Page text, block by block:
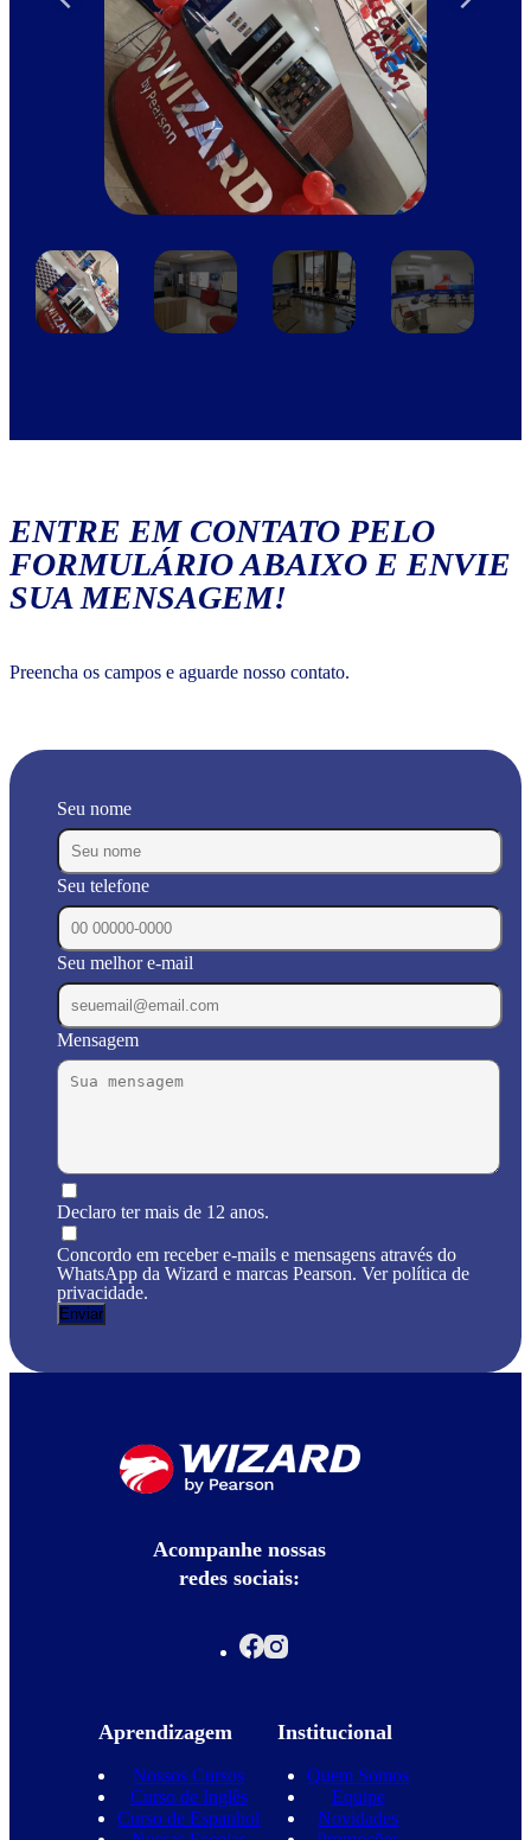
ENTRE EM CONTATO PELO
FORMULÁRIO ABAIXO E ENVIE
SUA MENSAGEM!
Preencha os campos e aguarde nosso contato.
Seu nome
Seu telefone
Seu melhor e-mail
Mensagem
Declaro ter mais de 12 anos.
Concordo em receber e-mails e mensagens através do
WhatsApp da Wizard e marcas Pearson. Ver política de
privacidade.
Acompanhe nossas
redes sociais:
Aprendizagem
Nossos Cursos
Curso de Inglês
Curso de Espanhol
Institucional
Quem Somos
Equipe
Novidades